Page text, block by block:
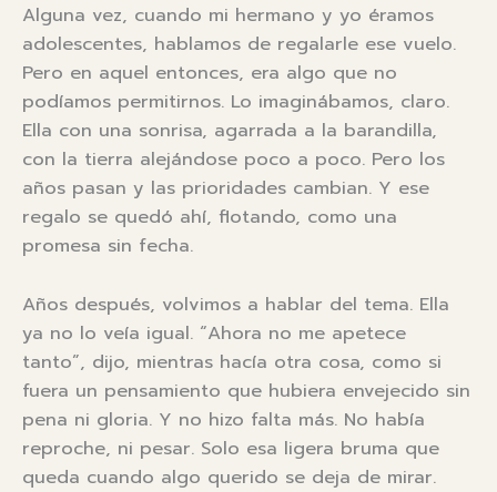
Alguna vez, cuando mi hermano y yo éramos
adolescentes, hablamos de regalarle ese vuelo.
Pero en aquel entonces, era algo que no
podíamos permitirnos. Lo imaginábamos, claro.
Ella con una sonrisa, agarrada a la barandilla,
con la tierra alejándose poco a poco. Pero los
años pasan y las prioridades cambian. Y ese
regalo se quedó ahí, flotando, como una
promesa sin fecha.
Años después, volvimos a hablar del tema. Ella
ya no lo veía igual. “Ahora no me apetece
tanto”, dijo, mientras hacía otra cosa, como si
fuera un pensamiento que hubiera envejecido sin
pena ni gloria. Y no hizo falta más. No había
reproche, ni pesar. Solo esa ligera bruma que
queda cuando algo querido se deja de mirar.